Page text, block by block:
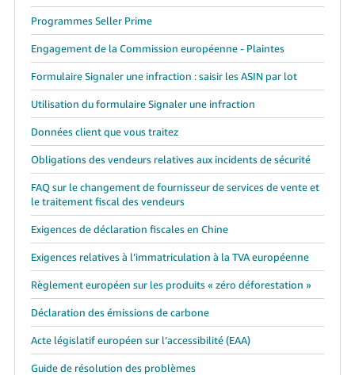
Programmes Seller Prime
Engagement de la Commission européenne - Plaintes
Formulaire Signaler une infraction : saisir les ASIN par lot
Utilisation du formulaire Signaler une infraction
Données client que vous traitez
Obligations des vendeurs relatives aux incidents de sécurité
FAQ sur le changement de fournisseur de services de vente et
le traitement fiscal des vendeurs
Exigences de déclaration fiscales en Chine
Exigences relatives à l’immatriculation à la TVA européenne
Règlement européen sur les produits « zéro déforestation »
Déclaration des émissions de carbone
Acte législatif européen sur l’accessibilité (EAA)
Guide de résolution des problèmes